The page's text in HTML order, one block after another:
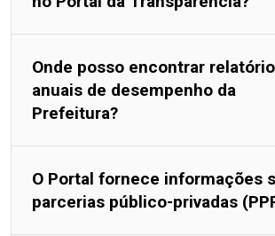
Onde posso encontrar
anuais de desempenho da
Prefeitura?
O Portal fornece informações
parcerias público-privadas